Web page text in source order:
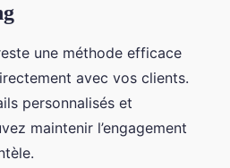
une méthode efficace
avec vos clients.
personnalisés et
maintenir l’engagement